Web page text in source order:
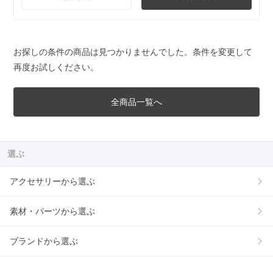
お探しの条件の商品は見つかりませんでした。条件を変更して
再度お試しください。
全商品一覧へ
選ぶ
アクセサリーから選ぶ
素材・パーツから選ぶ
ブランドから選ぶ